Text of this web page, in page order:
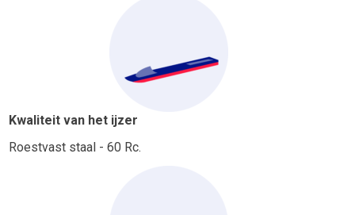
Kwaliteit van het ijzer
Roestvast staal - 60 Rc.